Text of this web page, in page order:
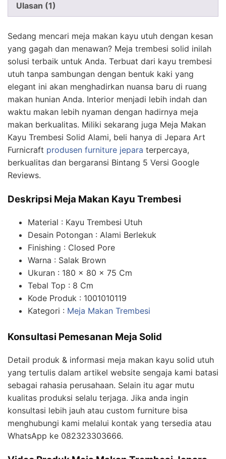
Ulasan (1)
Sedang mencari meja makan kayu utuh dengan kesan
yang gagah dan menawan? Meja trembesi solid inilah
solusi terbaik untuk Anda. Terbuat dari kayu trembesi
utuh tanpa sambungan dengan bentuk kaki yang
elegant ini akan menghadirkan nuansa baru di ruang
makan hunian Anda. Interior menjadi lebih indah dan
waktu makan lebih nyaman dengan hadirnya meja
makan berkualitas. Miliki sekarang juga Meja Makan
Kayu Trembesi Solid Alami, beli hanya di Jepara Art
Furnicraft produsen furniture jepara terpercaya,
berkualitas dan bergaransi Bintang 5 Versi Google
Reviews.
Deskripsi Meja Makan Kayu Trembesi
Material : Kayu Trembesi Utuh
Desain Potongan : Alami Berlekuk
Finishing : Closed Pore
Warna : Salak Brown
Ukuran : 180 x 80 x 75 Cm
Tebal Top : 8 Cm
Kode Produk : 1001010119
Kategori : Meja Makan Trembesi
Konsultasi Pemesanan Meja Solid
Detail produk & informasi meja makan kayu solid utuh
yang tertulis dalam artikel website sengaja kami batasi
sebagai rahasia perusahaan. Selain itu agar mutu
kualitas produksi selalu terjaga. Jika anda ingin
konsultasi lebih jauh atau custom furniture bisa
menghubungi kami melalui kontak yang tersedia atau
WhatsApp ke 082323303666.